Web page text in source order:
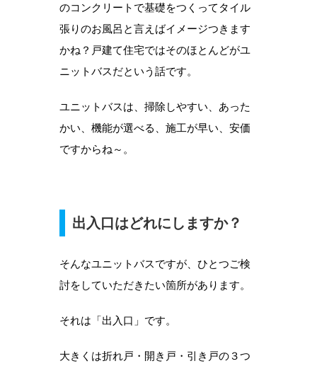
のコンクリートで基礎をつくってタイル
張りのお風呂と言えばイメージつきます
かね？戸建て住宅ではそのほとんどがユ
ニットバスだという話です。
ユニットバスは、掃除しやすい、あった
かい、機能が選べる、施工が早い、安価
ですからね～。
出入口はどれにしますか？
そんなユニットバスですが、ひとつご検
討をしていただきたい箇所があります。
それは「出入口」です。
大きくは折れ戸・開き戸・引き戸の３つ